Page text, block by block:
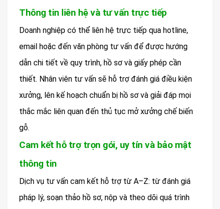
Thông tin liên hệ và tư vấn trực tiếp
Doanh nghiệp có thể liên hệ trực tiếp qua hotline,
email hoặc đến văn phòng tư vấn để được hướng
dẫn chi tiết về quy trình, hồ sơ và giấy phép cần
thiết. Nhân viên tư vấn sẽ hỗ trợ đánh giá điều kiện
xưởng, lên kế hoạch chuẩn bị hồ sơ và giải đáp mọi
thắc mắc liên quan đến thủ tục mở xưởng chế biến
gỗ.
Cam kết hỗ trợ trọn gói, uy tín và bảo mật
thông tin
Dịch vụ tư vấn cam kết hỗ trợ từ A–Z: từ đánh giá
pháp lý, soạn thảo hồ sơ, nộp và theo dõi quá trình